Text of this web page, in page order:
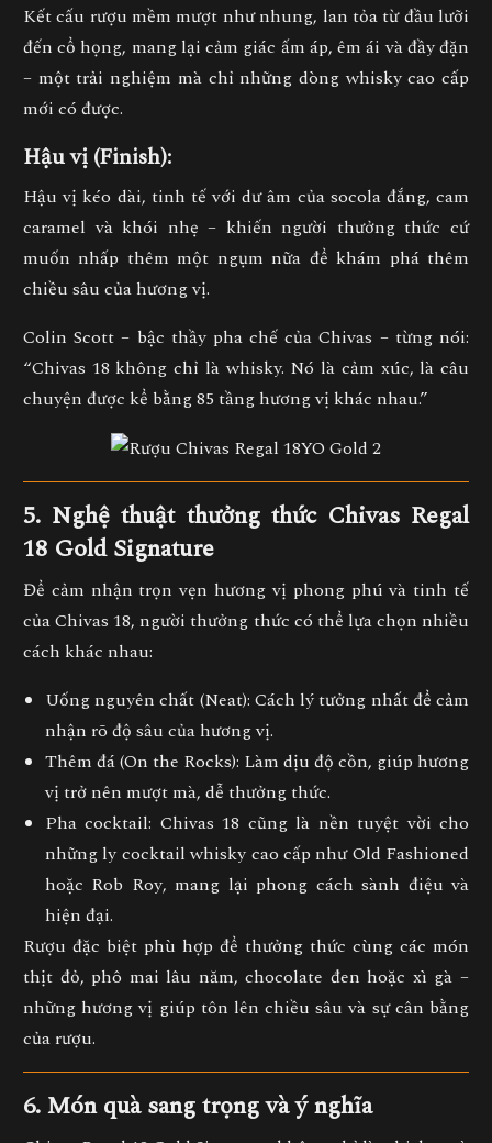
Kết cấu rượu mềm mượt như nhung, lan tỏa từ đầu lưỡi
đến cổ họng, mang lại cảm giác ấm áp, êm ái và đầy đặn
– một trải nghiệm mà chỉ những dòng whisky cao cấp
mới có được.
Hậu vị (Finish):
Hậu vị kéo dài, tinh tế với dư âm của socola đắng, cam
caramel và khói nhẹ – khiến người thưởng thức cứ
muốn nhấp thêm một ngụm nữa để khám phá thêm
chiều sâu của hương vị.
Colin Scott – bậc thầy pha chế của Chivas – từng nói:
“Chivas 18 không chỉ là whisky. Nó là cảm xúc, là câu
chuyện được kể bằng 85 tầng hương vị khác nhau.”
5. Nghệ thuật thưởng thức Chivas Regal
18 Gold Signature
Để cảm nhận trọn vẹn hương vị phong phú và tinh tế
của Chivas 18, người thưởng thức có thể lựa chọn nhiều
cách khác nhau:
Uống nguyên chất (Neat): Cách lý tưởng nhất để cảm
nhận rõ độ sâu của hương vị.
Thêm đá (On the Rocks): Làm dịu độ cồn, giúp hương
vị trở nên mượt mà, dễ thưởng thức.
Pha cocktail: Chivas 18 cũng là nền tuyệt vời cho
những ly cocktail whisky cao cấp nhưOld Fashioned
hoặc Rob Roy, mang lại phong cách sành điệu và
hiện đại.
Rượu đặc biệt phù hợp để thưởng thức cùng các món
thịt đỏ, phô mai lâu năm, chocolate đen hoặc xì gà –
những hương vị giúp tôn lên chiều sâu và sự cân bằng
của rượu.
6. Món quà sang trọng và ý nghĩa